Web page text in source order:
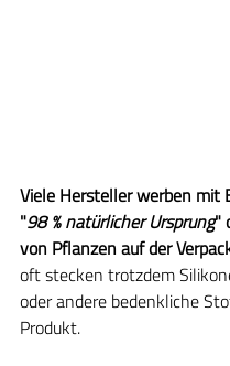
Viele Hersteller werben mit
"98 % natürlicher Ursprung"
von Pflanzen auf der
oft stecken trotzdem
oder andere bedenkliche
Produkt.